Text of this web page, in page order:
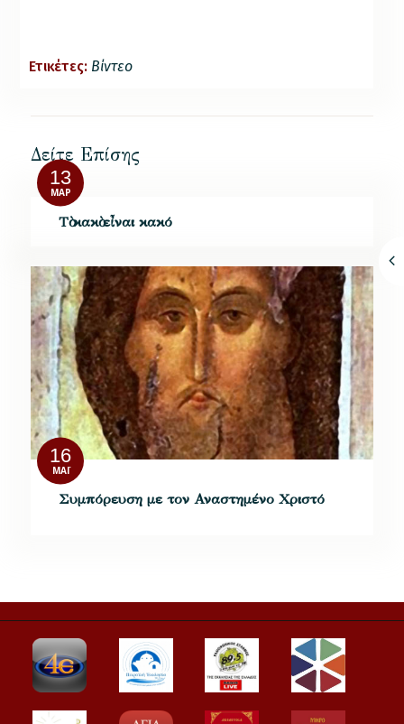
Ετικέτες: Βίντεο
Δείτε Επίσης
13
ΜΑΡ
Τὸ κακὸ εἶναι κακό
16
ΜΆΙ
Συμπόρευση με τον Αναστημένο Χριστό